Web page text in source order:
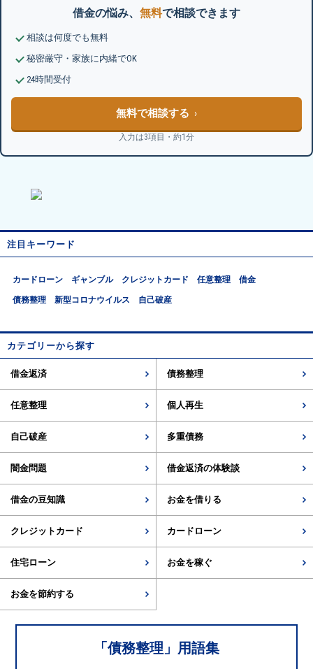
借金の悩み、 無料で相談できます
相談は何度でも無料
秘密厳守・家族に内緒でOK
24時間受付
無料で相談する
入力は3項目・約1分
注目キーワード
カードローン ギャンブル クレジットカード 任意整理 借金
債務整理 新型コロナウイルス 自己破産
カテゴリーから探す
借金返済 債務整理
任意整理 個人再生
自己破産 多重債務
闇金問題 借金返済の体験談
借金の豆知識 お金を借りる
クレジットカード カードローン
住宅ローン お金を稼ぐ
お金を節約する
「債務整理 」用語集